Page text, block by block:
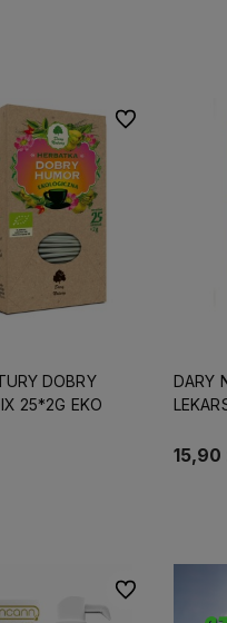
DOBRY
25*2G EKO
Do ulubionych
DARY
15,90
Do ulubionych